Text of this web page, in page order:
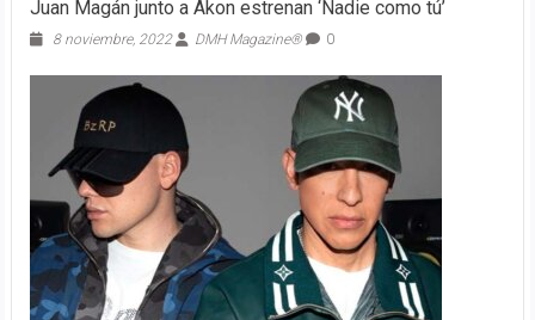
Juan Magán junto a Akon estrenan ‘Nadie como tú’
8 noviembre, 2022 DMH Magazine® 0